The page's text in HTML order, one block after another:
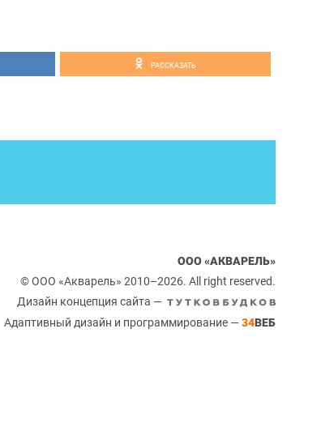
РАССКАЗАТЬ
ООО «АКВАРЕЛЬ»
© ООО «Акварель» 2010–2026. All right reserved.
Дизайн концепция сайта —
Адаптивный дизайн и программирование — 34ВЕБ